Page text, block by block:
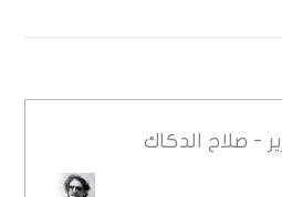
- صلاح الدكاك